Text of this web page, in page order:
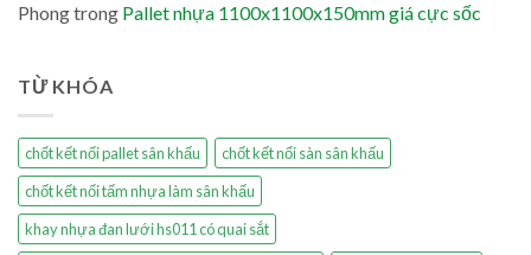
Phongtrong Pallet nhựa 1100x1100x150mm giá cực sốc
TỪ KHÓA
chốt kết nối pallet sân khấu
chốt kết nối sàn sân khấu
chốt kết nối tấm nhựa làm sân khấu
khay nhựa đan lưới hs011 có quai sắt